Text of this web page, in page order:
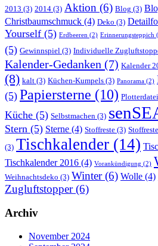
2013 (3) 2014 (3) Aktion (6) Blog (3)
Christbaumschmuck (4) Deko (3)
Yourself (5) Erdbeeren (2) Erinnerungsteppich
(5) Gewinnspiel (3) Individuelle
Kalender-Gedanken (7) Kalender
(8) kalt (3) Küchen-Kumpels (3) Panorama (2)
(5) Papiersterne (10) Plotterdatei
Küche (5) Selbstmachen (3)
Stern (5) Sterne (4) Stoffreste (3)
(3) Tischkalender (14)
Tischkalender 2016 (4) Vorankündigung (2)
Weihnachtsdeko (3) Winter(6) Wolle (4)
Zugluftstopper(6)
Archiv
November 2024